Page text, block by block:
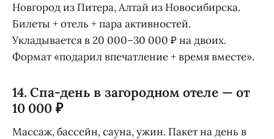
Новгород из Питера, Алтай из Новосибирска.
Билеты + отель + пара активностей.
Укладывается в 20 000–30 000 ₽ на двоих.
Формат «подарил впечатление + время вместе».
14. Спа-день в загородном отеле — от
10 000 ₽
Массаж, бассейн, сауна, ужин. Пакет на день в